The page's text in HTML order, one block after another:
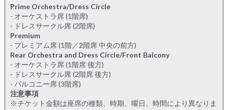
Prime Orchestra/Dress Circle
- オーケストラ席 (1階席)
- ドレスサークル席 (2階席)
Premium
- プレミアム席 (1階／2階席 中央の前方)
Rear Orchestra and Dress Circle/Front Balcony
- オーケストラ席 (1階席 後方)
- ドレスサークル席 (2階席 後方)
- バルコニー席 (3階席)
注意事項
※チケット金額は座席の種類、時期、曜日、時間により異なりま